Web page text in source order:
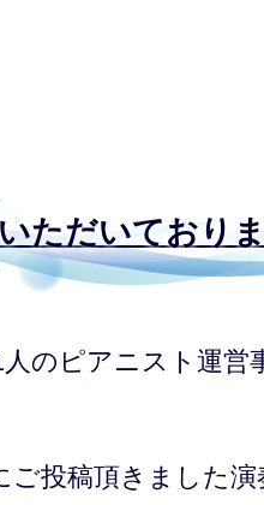
ただいており
のピアニスト運営
ご投稿頂きました